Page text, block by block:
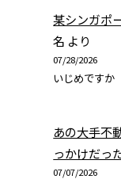
某シンガポ
名 より
07/28/2026
いじめですか
あの大手不
っかけだっ
07/07/2026